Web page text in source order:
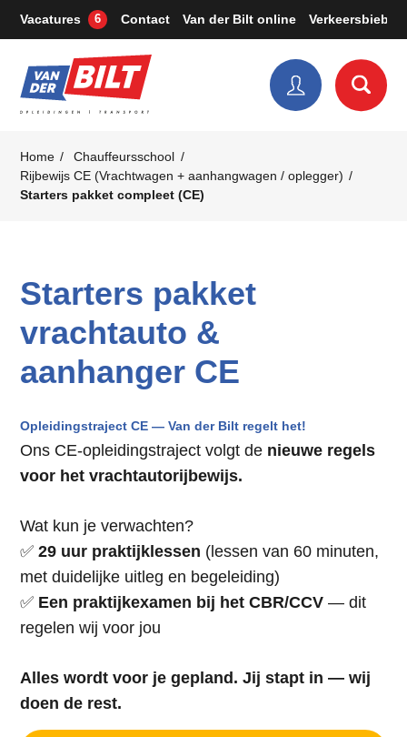
Vacatures 6 Contact Van der Bilt online Verkeersbieb
Home
Chauffeursschool
Rijbewijs CE (Vrachtwagen + aanhangwagen / oplegger)
Starters pakket compleet (CE)
Starters pakket
vrachtauto &
aanhanger CE
Opleidingstraject CE — Van der Bilt regelt het!
Ons CE-opleidingstraject volgt de nieuwe regels
voor het vrachtautorijbewijs.
Wat kun je verwachten?
✅ 29 uur praktijklessen (lessen van 60 minuten,
met duidelijke uitleg en begeleiding)
✅ Een praktijkexamen bij het CBR/CCV— dit
regelen wij voor jou
Alles wordt voor je gepland. Jij stapt in — wij
doen de rest.